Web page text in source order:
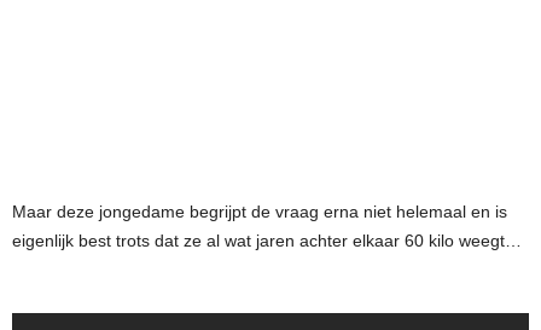
Maar deze jongedame begrijpt de vraag erna niet helemaal en is
eigenlijk best trots dat ze al wat jaren achter elkaar 60 kilo weegt…